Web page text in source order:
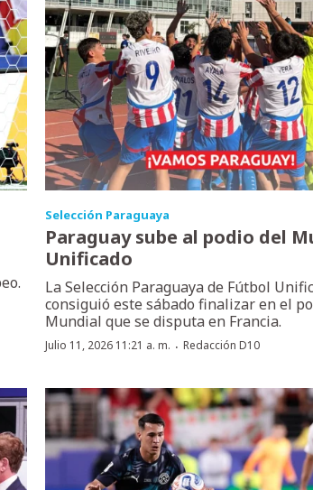
Selección Paraguaya
Paraguay sube al podio del
Unificado
La Selección Paraguaya de Fútbol
consiguió este sábado finalizar en el
Mundial que se disputa en Francia.
Julio 11, 2026 11:21 a. m. · Redacción D10